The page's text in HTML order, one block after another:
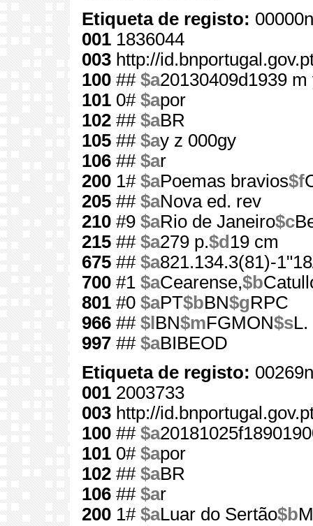
Etiqueta de registo:
001 1836044
003 http://
100 ## $a20130409d1939
101 0# $apor
102 ## $aBR
105 ## $ay z 000gy
106 ## $ar
200 1# $aPoemas bravios$f
205 ## $aNova ed. rev
210 #9 $aRio de Janeiro$c
215 ## $a279 p.$d 19 cm
675 ## $a821.134.3(81)-
700 #1 $aCearense,$b
801 #0 $aPT$bBN$gRPC
966 ## $l BN$mFGMON$sL.
997 ## $aBIBEOD
Etiqueta de registo:
001 2003733
003 http://
100 ## $a
101 0# $apor
102 ## $aBR
106 ## $ar
200 1# $aLuar do Sertão$b